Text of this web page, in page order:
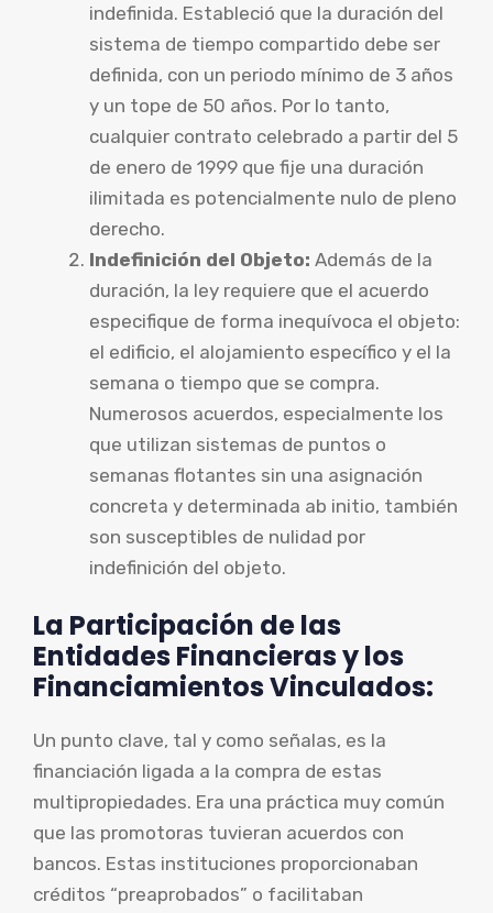
indefinida. Estableció que la duración del
sistema de tiempo compartido debe ser
definida, con un periodo mínimo de 3 años
y un tope de 50 años. Por lo tanto,
cualquier contrato celebrado a partir del 5
de enero de 1999 que fije una duración
ilimitada es potencialmente nulo de pleno
derecho.
Indefinición del Objeto: Además de la
duración, la ley requiere que el acuerdo
especifique de forma inequívoca el objeto:
el edificio, el alojamiento específico y el la
semana o tiempo que se compra.
Numerosos acuerdos, especialmente los
que utilizan sistemas de puntos o
semanas flotantes sin una asignación
concreta y determinada ab initio, también
son susceptibles de nulidad por
indefinición del objeto.
La Participación de las
Entidades Financieras y los
Financiamientos Vinculados:
Un punto clave, tal y como señalas, es la
financiación ligada a la compra de estas
multipropiedades. Era una práctica muy común
que las promotoras tuvieran acuerdos con
bancos. Estas instituciones proporcionaban
créditos “preaprobados” o facilitaban